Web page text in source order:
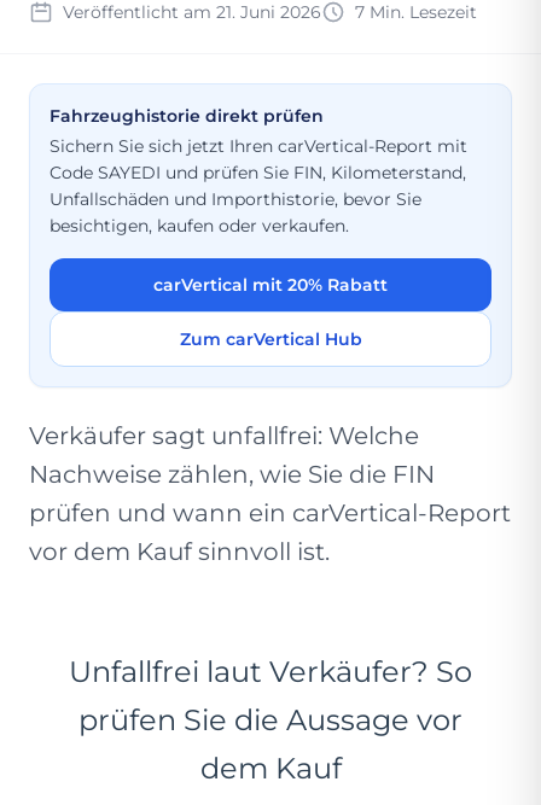
Veröffentlicht am 21. Juni 2026 7 Min. Lesezeit
Fahrzeughistorie direkt prüfen
Sichern Sie sich jetzt Ihren carVertical-Report mit
Code SAYEDI und prüfen Sie FIN, Kilometerstand,
Unfallschäden und Importhistorie, bevor Sie
besichtigen, kaufen oder verkaufen.
carVertical mit 20% Rabatt
Zum carVertical Hub
Verkäufer sagt unfallfrei: Welche
Nachweise zählen, wie Sie die FIN
prüfen und wann ein carVertical-Report
vor dem Kauf sinnvoll ist.
Unfallfrei laut Verkäufer? So
prüfen Sie die Aussage vor
dem Kauf